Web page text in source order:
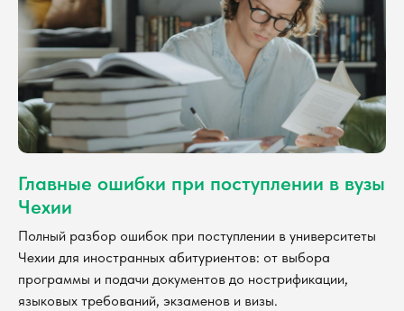
Главные ошибки при поступлении в вузы
Чехии
Полный разбор ошибок при поступлении в университеты
Чехии для иностранных абитуриентов: от выбора
программы и подачи документов до нострификации,
языковых требований, экзаменов и визы.